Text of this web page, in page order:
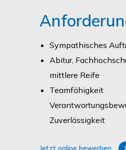
Sympathisches
Abitur,
mittlere Reife
Teamfähigkeit
Zuverlässigkeit
Jetzt online bewerben